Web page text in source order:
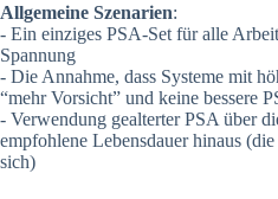
Allgemeine Szenarien:
- Ein einziges PSA-Set für alle
Spannung
- Die Annahme, dass Systeme mit
“mehr Vorsicht” und keine bessere
- Verwendung gealterter PSA über
empfohlene Lebensdauer hinaus
sich)